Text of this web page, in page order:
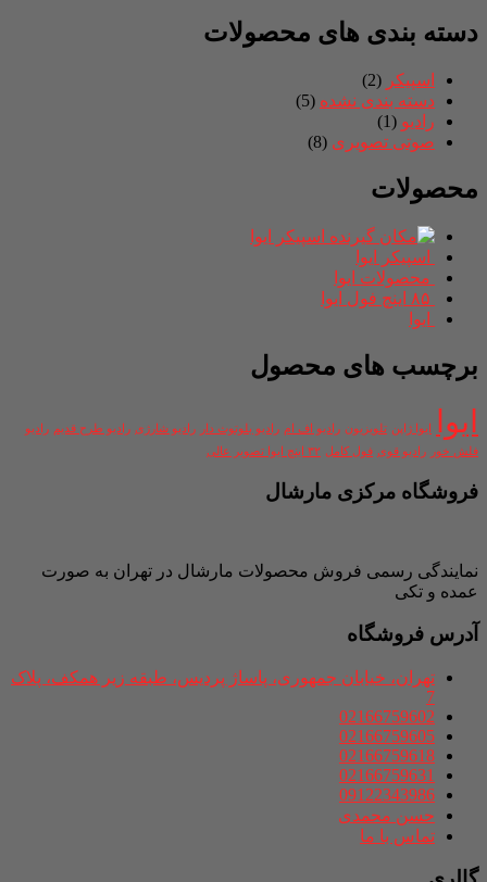
دسته بندی های محصولات
اسپیکر (2)
دسته بندی نشده (5)
رادیو (1)
صوتی تصویری (8)
محصولات
اسپیکر ایوا
اسپیکر ایوا
محصولات ایوا
۸۵ اینچ فول ایوا
ایوا
برچسب های محصول
ایوا ایوا ژاپن تلویزیون رادیو اف ام رادیو بلوتوث دار رادیو شارژی رادیو طرح قدیم رادیو
فلش خور
رادیو قوی فول کامل ۳۲ اینچ ایوا تصویر عالی
فروشگاه مرکزی مارشال
نمایندگی رسمی فروش محصولات مارشال در تهران به صورت
عمده و تکی
آدرس فروشگاه
تهران، خیابان جمهوری، پاساژ پردیس، طبقه زیر همکف، پلاک
7
02166759602
02166759605
02166759618
02166759631
09122343986
حسن محمدی
تماس با ما